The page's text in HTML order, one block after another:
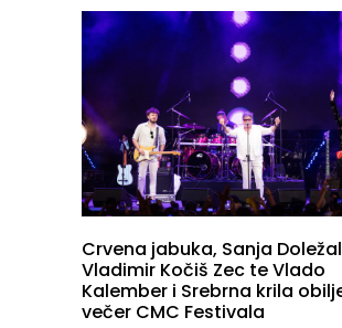
Crvena jabuka, Sanja
Vladimir Kočiš Zec te Vlado
Kalember i Srebrna krila
večer CMC Festivala